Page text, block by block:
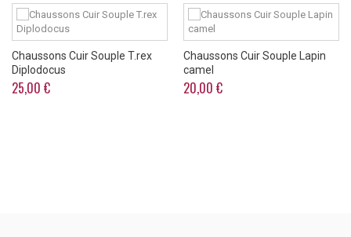
Chaussons Cuir Souple T.rex
Diplodocus
25,00 €
Chaussons Cuir Souple Lapin
camel
20,00 €